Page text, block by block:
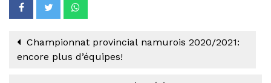
Championnat provincial namurois 2020/2021:
encore plus d’équipes!